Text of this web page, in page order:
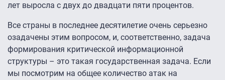
лет выросла с двух до двадцати пяти процентов.
Все страны в последнее десятилетие очень серьезно
озадачены этим вопросом, и, соответственно, задача
формирования критической информационной
структуры – это такая государственная задача. Если
мы посмотрим на общее количество атак на